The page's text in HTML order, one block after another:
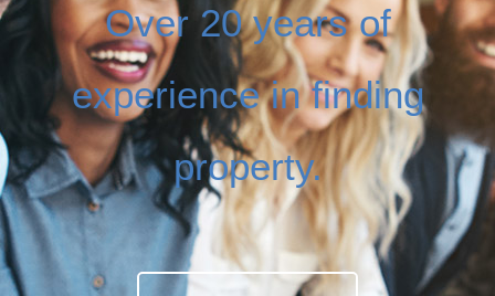
Over 20 years of
experience in finding
property.